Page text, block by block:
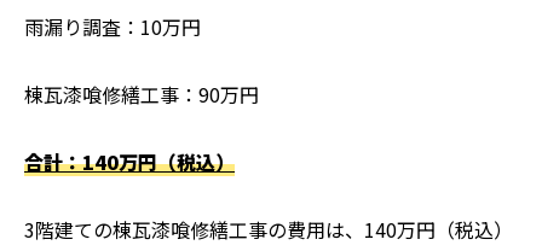
雨漏り調査：10万円
棟瓦漆喰修繕工事：90万円
合計：140万円（税込）
3階建ての棟瓦漆喰修繕工事の費用は、140万円（税込）